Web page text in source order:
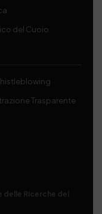
del Cuoio
Trasparente
delle Ricerche del